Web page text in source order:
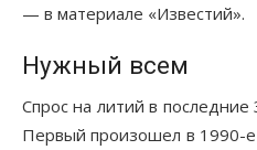
— в материале «Известий».
Нужный всем
Спрос на литий в последние
Первый произошел в 1990-е